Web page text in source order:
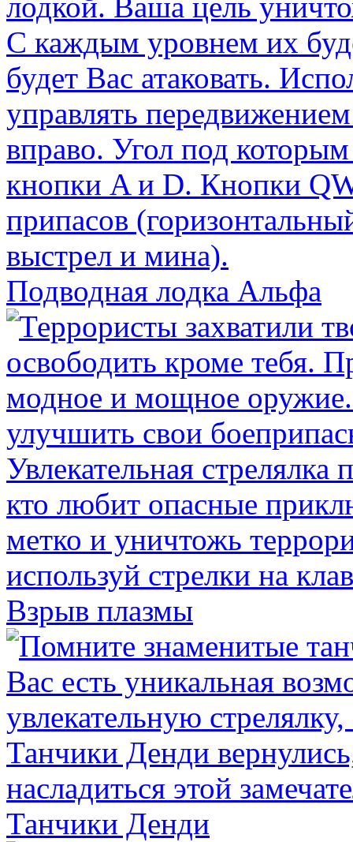
Подводная лодка Альфа
Взрыв плазмы
Танчики Денди